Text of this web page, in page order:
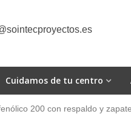
Cuidamos de tu centro
200 con respaldo y